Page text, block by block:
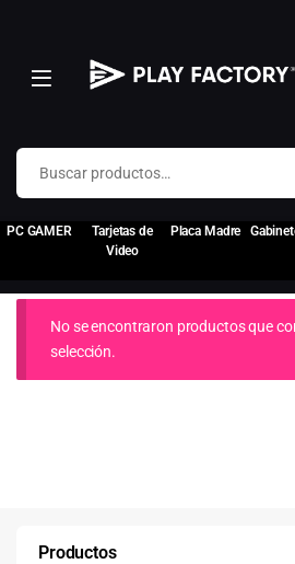
Buscar por:
PC GAMER
Tarjetas de
Video
Placa Madre
No se encontraron productos que
selección.
Productos